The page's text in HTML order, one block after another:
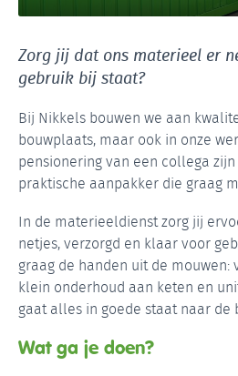
Zorg jij dat ons materieel er
gebruik bij staat?
Bij Nikkels bouwen we aan
bouwplaats, maar ook in onze
pensionering van een collega
praktische aanpakker die graag
In de materieeldienst zorg jij
netjes, verzorgd en klaar voor
graag de handen uit de
klein onderhoud aan keten en
gaat alles in goede staat naar de
Wat ga je doen?